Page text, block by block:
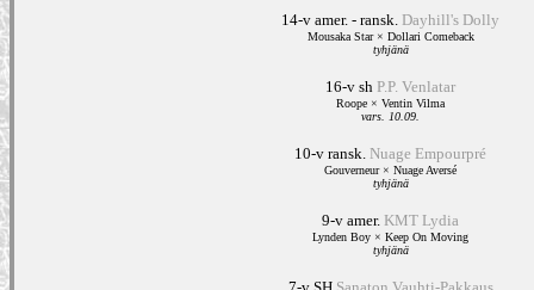
14-v amer. - ransk. Dayhill's Dolly
Mousaka Star × Dollari Comeback
tyhjänä
16-v sh P.P. Venlatar
Roope × Ventin Vilma
vars. 10.09.
10-v ransk. Nuage Empourpré
Gouverneur × Nuage Aversé
tyhjänä
9-v amer. KMT Lydia
Lynden Boy × Keep On Moving
tyhjänä